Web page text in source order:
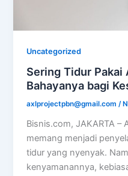
Uncategorized
Sering Tidur Pakai
Bahayanya bagi
axlprojectpbn@gmail.com/
Bisnis.com, JAKARTA –
memang menjadi
tidur yang nyenyak.
kenyamanannya,